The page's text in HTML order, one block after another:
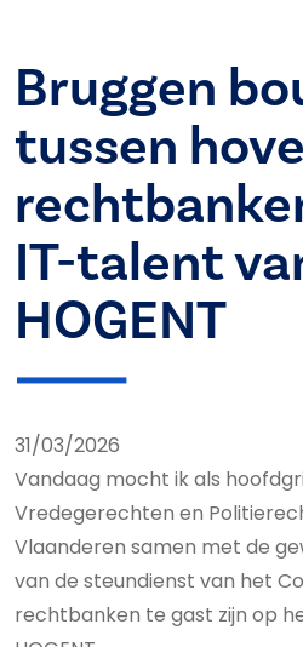
Bruggen
tussen
IT-talent
HOGENT
31/03/2026
Vandaag mocht ik als
Vredegerechten en
Vlaanderen samen met de
van de steundienst van het
rechtbanken te gast zijn op